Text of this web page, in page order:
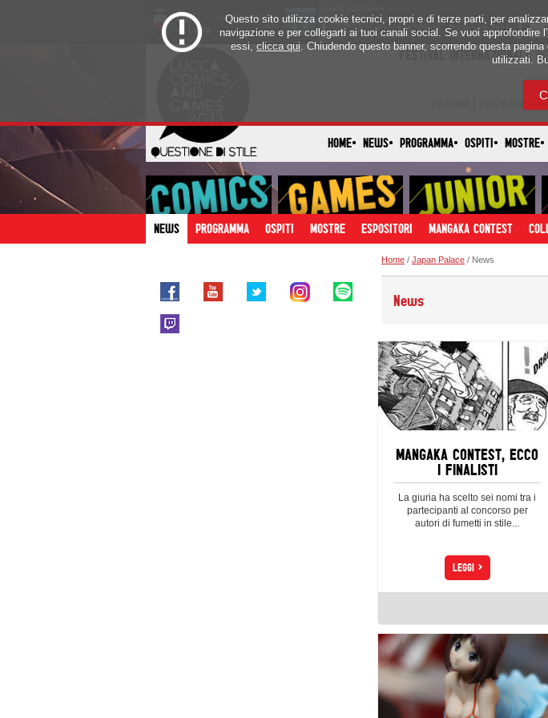
HOME NEWS PROGRAMMA OSPITI MOSTRE
NEWS PROGRAMMA OSPITI MOSTRE ESPOSITORI MANGAKA CONTEST
Home / Japan Palace / News
News
MANGAKA CONTEST, ECCO
I FINALISTI
La giuria ha scelto sei nomi tra i
partecipanti al concorso per
autori di fumetti in stile...
LEGGI >
Questo sito utilizza cookie tecnici, propri e di terze parti, per
navigazione e per collegarti ai tuoi canali social. Se vuoi
essi, clicca qui. Chiudendo questo banner, scorrendo questa
utilizzati.